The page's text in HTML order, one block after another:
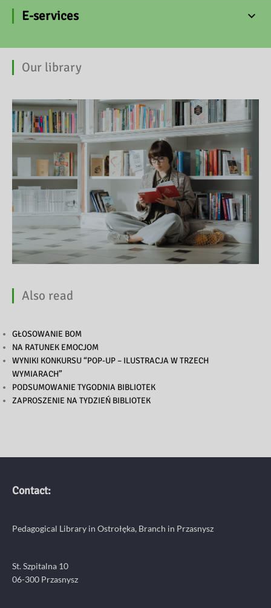
E-services
Our library
Also read
GŁOSOWANIE BOM
NA RATUNEK EMOCJOM
WYNIKI KONKURSU “POP-UP – ILUSTRACJA W TRZECH
WYMIARACH”
PODSUMOWANIE TYGODNIA BIBLIOTEK
ZAPROSZENIE NA TYDZIEŃ BIBLIOTEK
Contact:
Pedagogical Library in Ostrołęka, Branch in Przasnysz
St. Szpitalna 10
06-300 Przasnysz